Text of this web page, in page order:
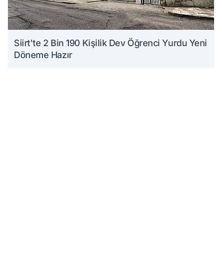
Siirt'te 2 Bin 190 Kişilik Dev Öğrenci Yurdu Yeni
Döneme Hazır